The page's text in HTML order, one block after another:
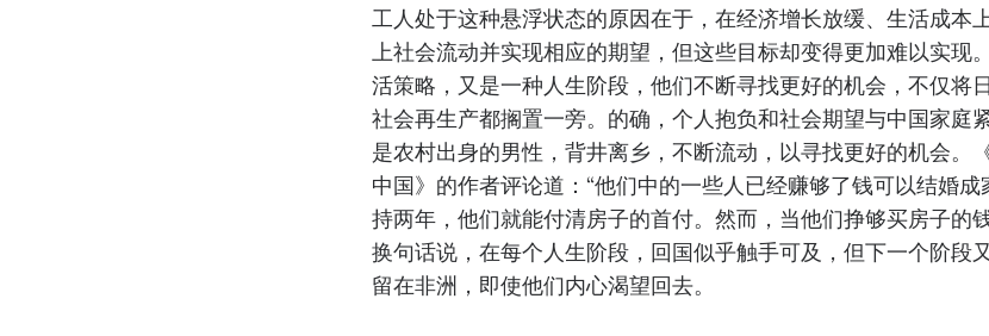
工人处于这种悬浮状态的原因在于，在经济增长放缓、生活成本
上社会流动并实现相应的期望，但这些目标却变得更加难以实现
活策略，又是一种人生阶段，他们不断寻找更好的机会，不仅将
社会再生产都搁置一旁。的确，个人抱负和社会期望与中国家庭
是农村出身的男性，背井离乡，不断流动，以寻找更好的机会。
中国》的作者评论道：“他们中的一些人已经赚够了钱可以结婚
持两年，他们就能付清房子的首付。然而，当他们挣够买房子的
换句话说，在每个人生阶段，回国似乎触手可及，但下一个阶段
留在非洲，即使他们内心渴望回去。